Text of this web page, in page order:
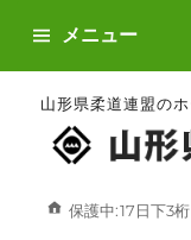
山形県柔道連盟の
メニュー
保護中: 17日下3